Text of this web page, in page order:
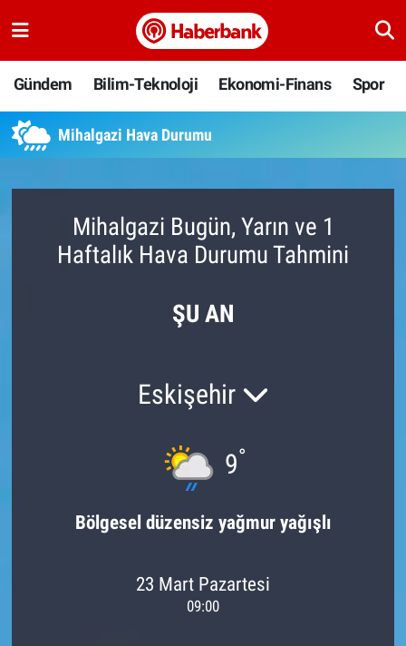
Gündem Bilim-Teknoloji Ekonomi-Finans Spor
Mihalgazi Hava Durumu
Mihalgazi Bugün, Yarın ve 1
Haftalık Hava Durumu Tahmini
ŞU AN
Eskişehir
9°
Bölgesel düzensiz yağmur yağışlı
23 Mart Pazartesi
09:00
Bilim-Teknoloji
Ekonomi-Finans
Yaşam
Hava Durumu
Namaz Vakitleri
Süper Lig Puan Durumu ve Fikstür